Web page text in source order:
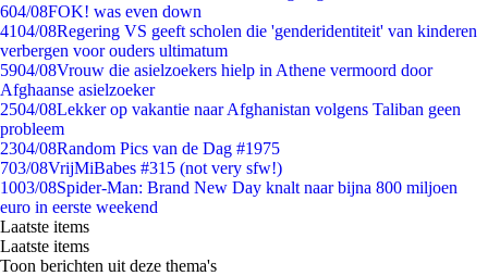
604/08FOK! was even down
4104/08Regering VS geeft scholen die 'genderidentiteit' van kinderen
verbergen voor ouders ultimatum
5904/08Vrouw die asielzoekers hielp in Athene vermoord door
Afghaanse asielzoeker
2504/08Lekker op vakantie naar Afghanistan volgens Taliban geen
probleem
2304/08Random Pics van de Dag #1975
703/08VrijMiBabes #315 (not very sfw!)
1003/08Spider-Man: Brand New Day knalt naar bijna 800 miljoen
euro in eerste weekend
Laatste items
Laatste items
Toon berichten uit deze thema's